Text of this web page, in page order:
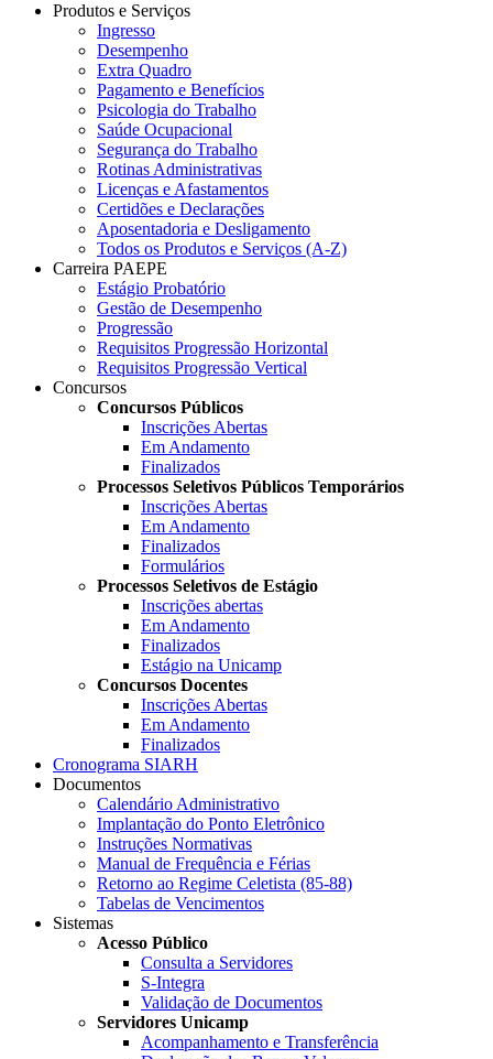
Produtos e Serviços
Ingresso
Desempenho
Extra Quadro
Pagamento e Benefícios
Psicologia do Trabalho
Saúde Ocupacional
Segurança do Trabalho
Rotinas Administrativas
Licenças e Afastamentos
Certidões e Declarações
Aposentadoria e Desligamento
Todos os Produtos e Serviços (A-Z)
Carreira PAEPE
Estágio Probatório
Gestão de Desempenho
Progressão
Requisitos Progressão Horizontal
Requisitos Progressão Vertical
Concursos
Concursos Públicos
Inscrições Abertas
Em Andamento
Finalizados
Processos Seletivos Públicos Temporários
Inscrições Abertas
Em Andamento
Finalizados
Formulários
Processos Seletivos de Estágio
Inscrições abertas
Em Andamento
Finalizados
Estágio na Unicamp
Concursos Docentes
Inscrições Abertas
Em Andamento
Finalizados
Cronograma SIARH
Documentos
Calendário Administrativo
Implantação do Ponto Eletrônico
Instruções Normativas
Manual de Frequência e Férias
Retorno ao Regime Celetista (85-88)
Tabelas de Vencimentos
Sistemas
Acesso Público
Consulta a Servidores
S-Integra
Validação de Documentos
Servidores Unicamp
Acompanhamento e Transferência